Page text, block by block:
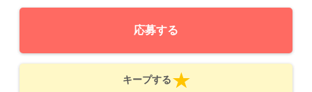
応募する
キープする